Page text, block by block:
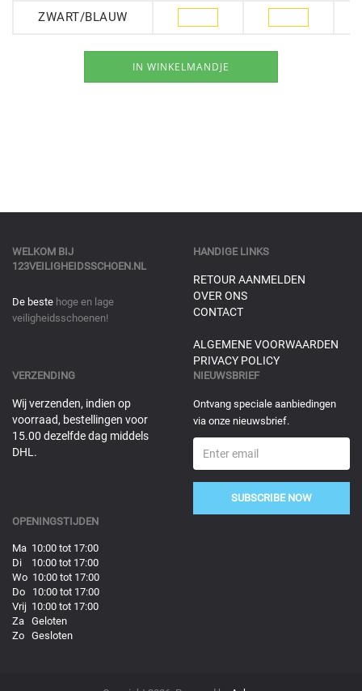
ZWART/BLAUW
WELKOM BIJ
123VEILIGHEIDSSCHOEN.NL
De beste hoge en lage
veiligheidsschoenen!
HANDIGE LINKS
RETOUR AANMELDEN
OVER ONS
CONTACT
ALGEMENE VOORWAARDEN
PRIVACY POLICY
VERZENDING
Wij verzenden, indien op
voorraad, bestellingen voor
15.00 dezelfde dag middels
DHL.
NIEUWSBRIEF
Ontvang speciale aanbiedingen
via onze nieuwsbrief.
SUBSCRIBE NOW
OPENINGSTIJDEN
Ma 10:00 tot 17:00
Di 10:00 tot 17:00
Wo 10:00 tot 17:00
Do 10:00 tot 17:00
Vrij 10:00 tot 17:00
Za Geloten
Zo Gesloten